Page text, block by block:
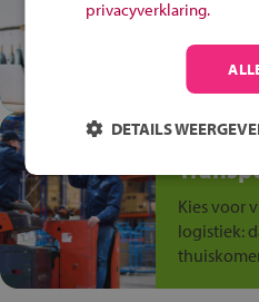
op de
anders is!
Jouw
Kies voor
logistiek:
privacyverklaring.
DETAILS